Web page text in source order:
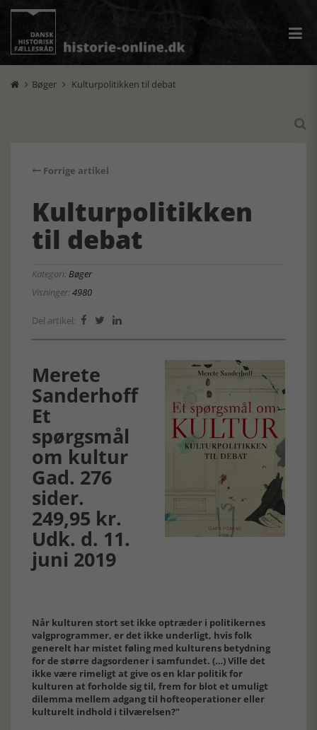
 Bøger  Kulturpolitikken til debat

Forrige artikel
Kulturpolitikken
til debat
Kategori:Bøger
Visninger:4980
Del artikel:   
Merete
Sanderhoff
Et
spørgsmål
om kultur
Gad. 276
sider.
249,95 kr.
Udk. d. 11.
juni 2019
Når kulturen stort set ikke optræder i politikernes
valgprogrammer, er det ikke underligt, hvis folk
generelt har mistet føling med kulturens betydning
for de større dagsordener i samfundet. (…) Ville det
ikke være rimeligt at give os en klar politik for
kulturen at forholde sig til, frem for blot et umuligt
dilemma mellem adgang til hofteoperationer eller
kulturelt indhold i tilværelsen?"